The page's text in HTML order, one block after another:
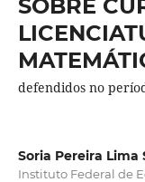
SOBRE
defendidos no
Soria Pereira Lima
Instituto Federal de